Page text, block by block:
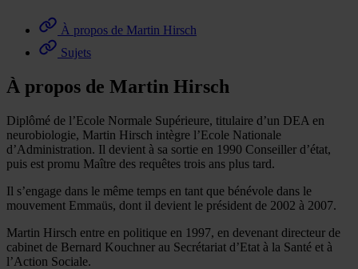
À propos de Martin Hirsch
Sujets
À propos de Martin Hirsch
Diplômé de l’Ecole Normale Supérieure, titulaire d’un DEA en
neurobiologie, Martin Hirsch intègre l’Ecole Nationale
d’Administration. Il devient à sa sortie en 1990 Conseiller d’état,
puis est promu Maître des requêtes trois ans plus tard.
Il s’engage dans le même temps en tant que bénévole dans le
mouvement Emmaüs, dont il devient le président de 2002 à 2007.
Martin Hirsch entre en politique en 1997, en devenant directeur de
cabinet de Bernard Kouchner au Secrétariat d’Etat à la Santé et à
l’Action Sociale.